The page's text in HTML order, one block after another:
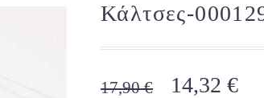
Κάλτσες-
17,90€
Original
14,32 €Η